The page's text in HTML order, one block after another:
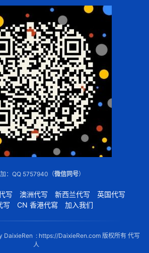
：QQ 5757940（微信同号）
写 澳洲代写 新西兰代写
英国代写
写
CN 香港代寫 加入我们
: https://DaixieRen.com 版权所有 代写
人